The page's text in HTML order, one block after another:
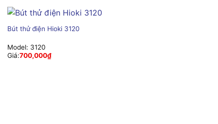
Bút thử điện Hioki 3120
Model: 3120
Giá:700,000₫